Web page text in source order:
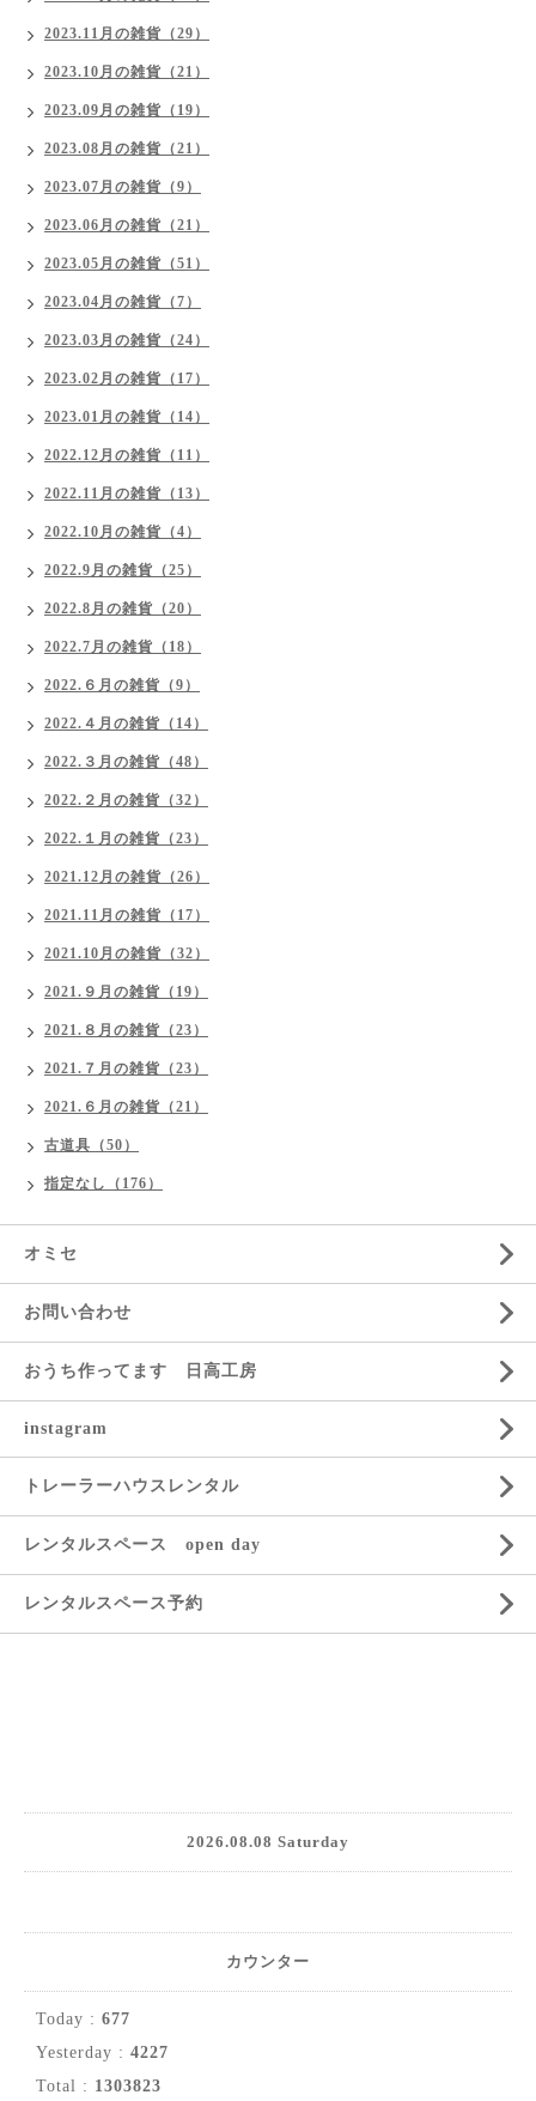
2023.11月の雑貨（29）
2023.10月の雑貨（21）
2023.09月の雑貨（19）
2023.08月の雑貨（21）
2023.07月の雑貨（9）
2023.06月の雑貨（21）
2023.05月の雑貨（51）
2023.04月の雑貨（7）
2023.03月の雑貨（24）
2023.02月の雑貨（17）
2023.01月の雑貨（14）
2022.12月の雑貨（11）
2022.11月の雑貨（13）
2022.10月の雑貨（4）
2022.9月の雑貨（25）
2022.8月の雑貨（20）
2022.7月の雑貨（18）
2022.６月の雑貨（9）
2022.４月の雑貨（14）
2022.３月の雑貨（48）
2022.２月の雑貨（32）
2022.１月の雑貨（23）
2021.12月の雑貨（26）
2021.11月の雑貨（17）
2021.10月の雑貨（32）
2021.９月の雑貨（19）
2021.８月の雑貨（23）
2021.７月の雑貨（23）
2021.６月の雑貨（21）
古道具（50）
指定なし（176）
オミセ
お問い合わせ
おうち作ってます 日高工房
instagram
トレーラーハウスレンタル
レンタルスペース open day
レンタルスペース予約
2026.08.08 Saturday
カウンター
Today : 677
Yesterday : 4227
Total : 1303823